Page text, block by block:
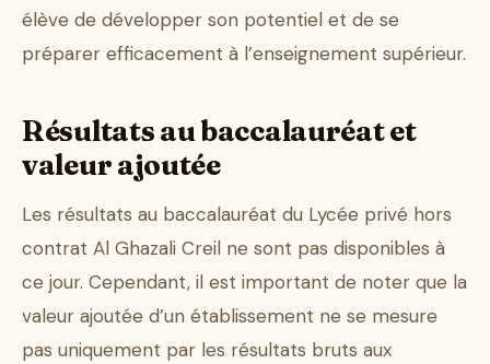
élève de développer son potentiel et de se
préparer efficacement à l’enseignement supérieur.
Résultats au baccalauréat et
valeur ajoutée
Les résultats au baccalauréat du Lycée privé hors
contrat Al Ghazali Creil ne sont pas disponibles à
ce jour. Cependant, il est important de noter que la
valeur ajoutée d’un établissement ne se mesure
pas uniquement par les résultats bruts aux